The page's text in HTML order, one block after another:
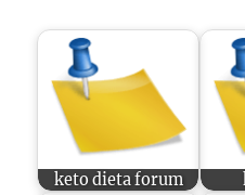
keto dieta forum